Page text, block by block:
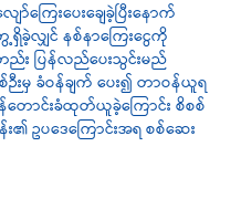
ြေးပေးချေခဲ့ပြီးနောက်
ခဲ့လျှင် နစ်နာကြေးငွေကို
ပြန်လည်ပေးသွင်းမည်
စ်ဉီးမှ ခံဝန်ချက် ပေး၍ တာဝန်ယူရ
တောင်းခံထုတ်ယူခဲ့ကြောင်း စိစစ်
၏ ဥပဒေကြောင်းအရ စစ်ဆေး